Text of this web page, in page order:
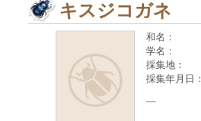
キスジコガネ
和名：
学名：
採集地：
採集年月日：
—